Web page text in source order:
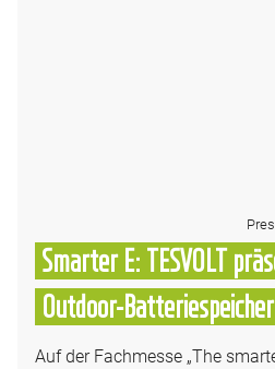
Smarter E: TESVOLT
Outdoor-
Auf der Fachmesse „The